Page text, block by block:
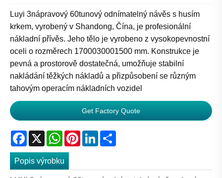
Luyi 3nápravový 60tunový odnímatelný návěs s husím
krkem, vyrobený v Shandong, Čína, je profesionální
nákladní přívěs. Jeho tělo je vyrobeno z vysokopevnostní
oceli o rozměrech 1700030001500 mm. Konstrukce je
pevná a prostorově dostatečná, umožňuje stabilní
nakládání těžkých nákladů a přizpůsobení se různým
tahovým operacím nákladních vozidel
Get Factory Quote
Facebook
X WhatsApp
PinterestLinkedIn
Popis výrobku